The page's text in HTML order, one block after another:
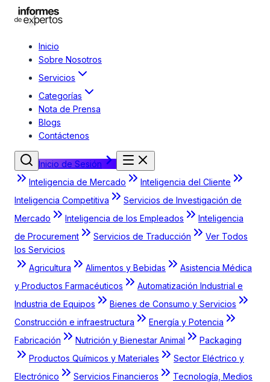
Inicio
Sobre Nosotros
Servicios
Categorías
Nota de Prensa
Blogs
Contáctenos
Inicio de Sesión
Inteligencia de Mercado
Inteligencia del Cliente
Inteligencia Competitiva
Servicios de Investigación de
Mercado
Inteligencia de los Empleados
Inteligencia
de Procurement
Servicios de Traducción
Ver Todos
los Servicios
Agricultura
Alimentos y Bebidas
Asistencia Médica
y Productos Farmacéuticos
Automatización Industrial e
Industria de Equipos
Bienes de Consumo y Servicios
Construcción e infraestructura
Energía y Potencia
Fabricación
Nutrición y Bienestar Animal
Packaging
Productos Químicos y Materiales
Sector Eléctrico y
Electrónico
Servicios Financieros
Tecnología, Medios